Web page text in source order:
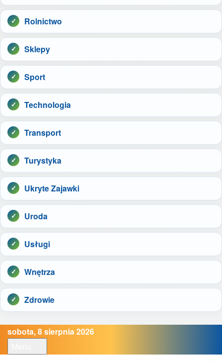
Rolnictwo
Sklepy
Sport
Technologia
Transport
Turystyka
Ukryte Zajawki
Uroda
Usługi
Wnętrza
Zdrowie
sobota, 8 sierpnia 2026